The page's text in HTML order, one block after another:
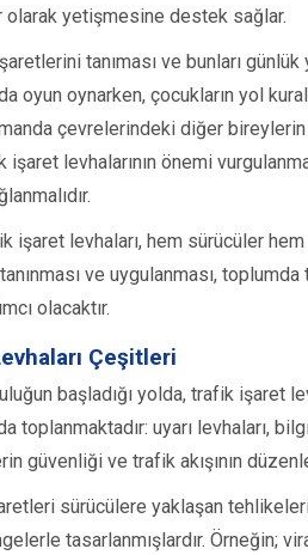
yetişmesine destek sağlar.
tanıması ve bunları
oyun oynarken, çocukların yol
çevrelerindeki diğer
levhalarının önemi
işaret levhaları, hem sürücüler
ve uygulanması,
olacaktır.
Çeşitleri
başladığı yolda, trafik işaret
toplanmaktadır: uyarı levhaları,
güvenliği ve trafik akışının
sürücülere yaklaşan
tasarlanmışlardır. Örneğin;